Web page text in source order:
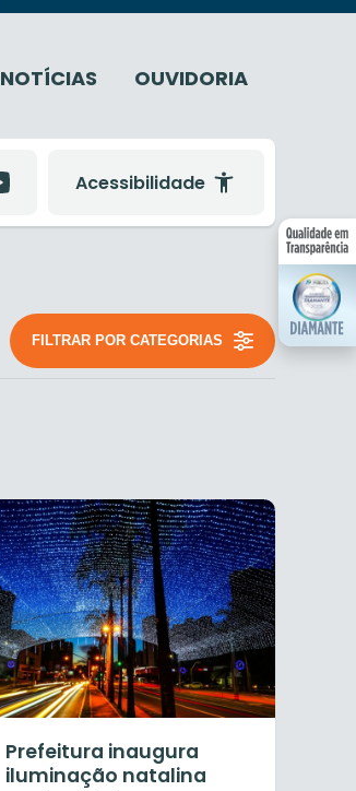
NOTÍCIAS OUVIDORIA
Acessibilidade
FILTRAR POR CATEGORIAS
Prefeitura inaugura
iluminação natalina